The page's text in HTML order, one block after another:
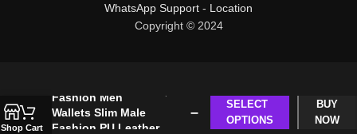
WhatsApp Support - Location
Copyright © 2024
Shop Cart
Fashion Men
Wallets Slim Male
Fashion PU Leather
–
SELECT
OPTIONS
BUY
NOW